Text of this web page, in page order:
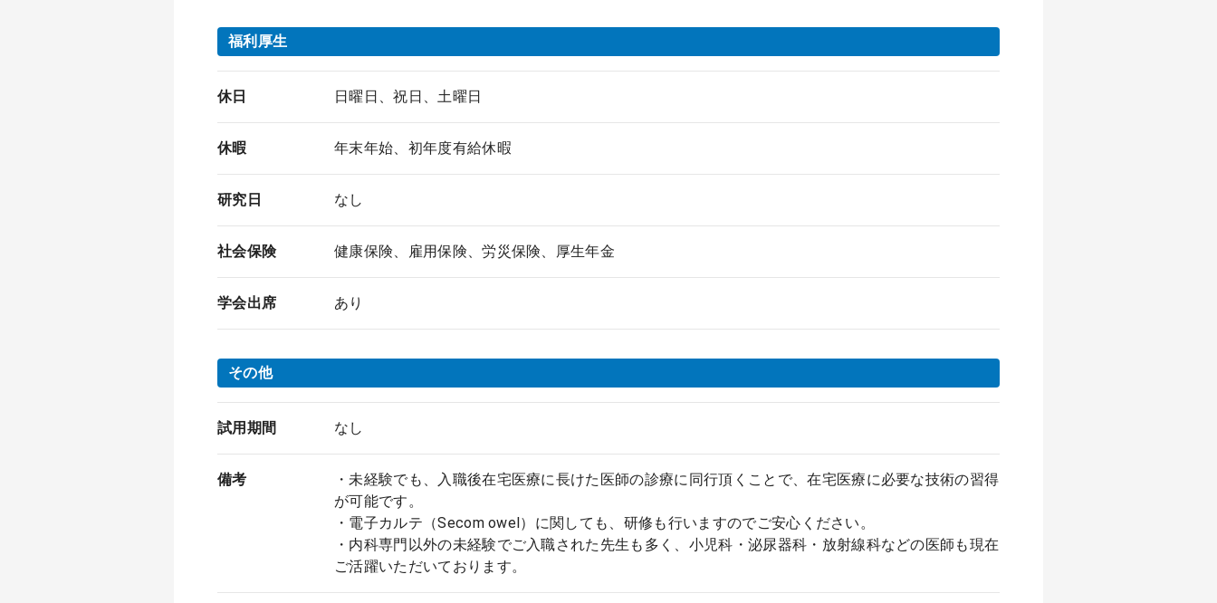
福利厚生
休日 日曜日、祝日、土曜日
休暇 年末年始、初年度有給休暇
研究日 なし
社会保険 健康保険、雇用保険、労災保険、厚生年金
学会出席 あり
その他
試用期間 なし
備考
・未経験でも、入職後在宅医療に長けた医師の診療に同行頂くことで、在宅医療に必要な技術の習得
が可能です。
・電子カルテ（Secom owel）に関しても、研修も行いますのでご安心ください。
・内科専門以外の未経験でご入職された先生も多く、小児科・泌尿器科・放射線科などの医師も現在
ご活躍いただいております。